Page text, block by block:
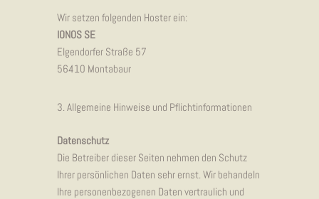
Wir setzen folgenden Hoster ein:
IONOS SE
Elgendorfer Straße 57
56410 Montabaur
3. Allgemeine Hinweise und Pflichtinformationen
Datenschutz
Die Betreiber dieser Seiten nehmen den Schutz
Ihrer persönlichen Daten sehr ernst. Wir behandeln
Ihre personenbezogenen Daten vertraulich und